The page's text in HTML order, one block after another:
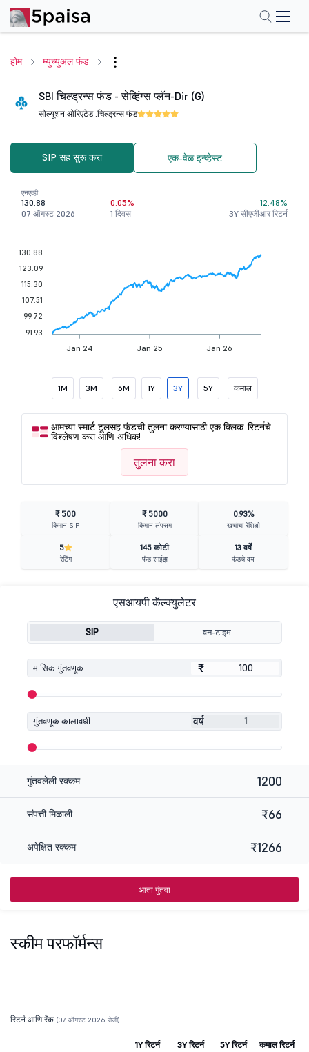
होम म्युच्युअल फंड
SBI चिल्ड्रन्स फंड - सेव्हिंग्स प्लॅन-Dir (G)
सोल्यूशन ओरिएंटेड .चिल्ड्रन्स फंड
SIP सह सुरू करा एक-वेळ इन्व्हेस्ट
एनएव्ही
130.88
07 ऑगस्ट 2026
0.05%
1 दिवस
12.48%
3Y सीएजीआर रिटर्न
Jan 24 Jan 25 Jan 26
130.88
123.09
115.30
107.51
99.72
91.93
1M 3M 6M 1Y 3Y 5Y कमाल
आमच्या स्मार्ट टूलसह फंडची तुलना करण्यासाठी एक क्लिक-रिटर्नचे
विश्लेषण करा आणि अधिक!
तुलना करा
₹ 500
किमान SIP
₹ 5000
किमान लंपसम
0.93%
खर्चाचा रेशिओ
5
रेटिंग
145 कोटी
फंड साईझ
13 वर्षे
फंडचे वय
एसआयपी कॅल्क्युलेटर
SIP वन-टाइम
मासिक गुंतवणूक ₹
₹
गुंतवणूक कालावधी वर्ष
गुंतवलेली रक्कम 1200
संपत्ती मिळाली ₹66
अपेक्षित रक्कम ₹1266
आता गुंतवा
स्कीम परफॉर्मन्स
रिटर्न आणि रँक (07 ऑगस्ट 2026 रोजी)
1Y रिटर्न 3Y रिटर्न 5Y रिटर्न कमाल रिटर्न